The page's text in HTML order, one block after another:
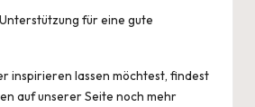
für eine gute
inspirieren lassen möchtest, findest
aufunserer Seite noch mehr